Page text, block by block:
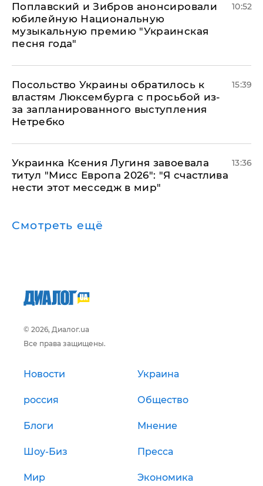
Поплавский и Зибров анонсировали
юбилейную Национальную
музыкальную премию "Украинская
песня года"
10:52
Посольство Украины обратилось к
властям Люксембурга с просьбой из-
за запланированного выступления
Нетребко
15:39
Украинка Ксения Лугиня завоевала
титул "Мисс Европа 2026": "Я счастлива
нести этот месседж в мир"
13:36
Смотреть ещё
© 2026, Диалог.ua
Все права защищены.
Новости Украина
россия Общество
Блоги Мнение
Шоу-Биз Пресса
Мир Экономика